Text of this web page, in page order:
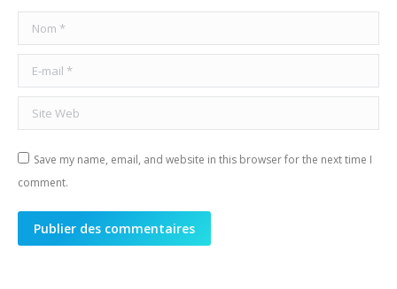
Nom *
E-mail *
Site Web
Save my name, email, and website in this browser for the next time I
comment.
Publier des commentaires